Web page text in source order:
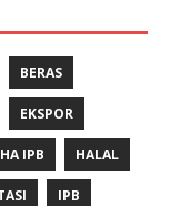
BERAS
EKSPOR
HA IPB HALAL
IPB